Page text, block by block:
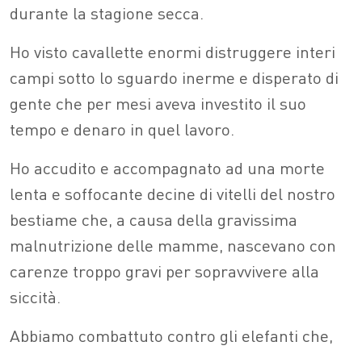
durante la stagione secca.
Ho visto cavallette enormi distruggere interi
campi sotto lo sguardo inerme e disperato di
gente che per mesi aveva investito il suo
tempo e denaro in quel lavoro.
Ho accudito e accompagnato ad una morte
lenta e soffocante decine di vitelli del nostro
bestiame che, a causa della gravissima
malnutrizione delle mamme, nascevano con
carenze troppo gravi per sopravvivere alla
siccità.
Abbiamo combattuto contro gli elefanti che,